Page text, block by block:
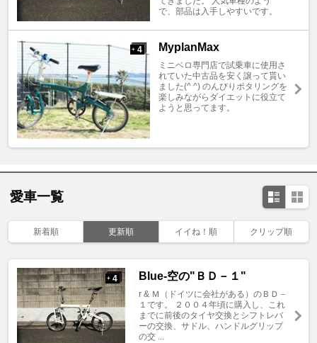
で、部品は入手しやすいです。
+ 4 MyplanMax
ミニベロ専門店で試乗車に使用さ
れていた中古品を安く譲って貰い
ました(^ ^) のんびりポタリングを
楽しみながらダイエットに役立て
ようと思ってます。
愛車一覧
新着順 更新順 イイね！順 クリップ順
+ 4 Blue-空の"ＢＤ－１"
r & Ｍ（ドイツに会社がある）のＢＤ－
１です。 ２００４年頃に購入し、これ
までに前後のタイヤ交換とシフトレバ
ーの交換、サドル、ハンドルグリップ
の交 ...